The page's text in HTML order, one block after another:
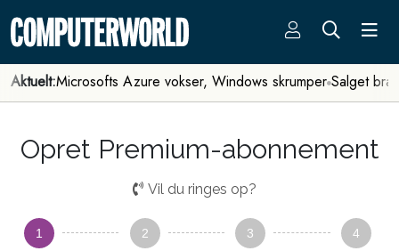
Aktuelt:Microsofts Azure vokser, Windows skrumper Salget
Opret Premium-abonnement
Vil du ringes op?
1 2 3 4